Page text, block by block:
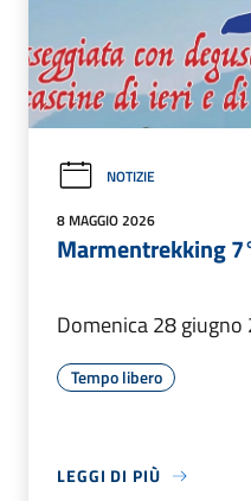
NOTIZIE
8 MAGGIO 2026
Marmentrekking
Domenica 28 giugno
Tempo libero
LEGGI DI PIÙ